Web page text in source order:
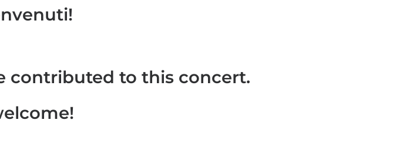
contributed to this concert.